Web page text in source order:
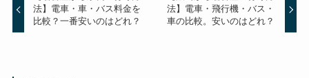
法】電車・車・バス料金を
比較？一番安いのはどれ？
法】電車・飛行機・バス・
車の比較。安いのはどれ？